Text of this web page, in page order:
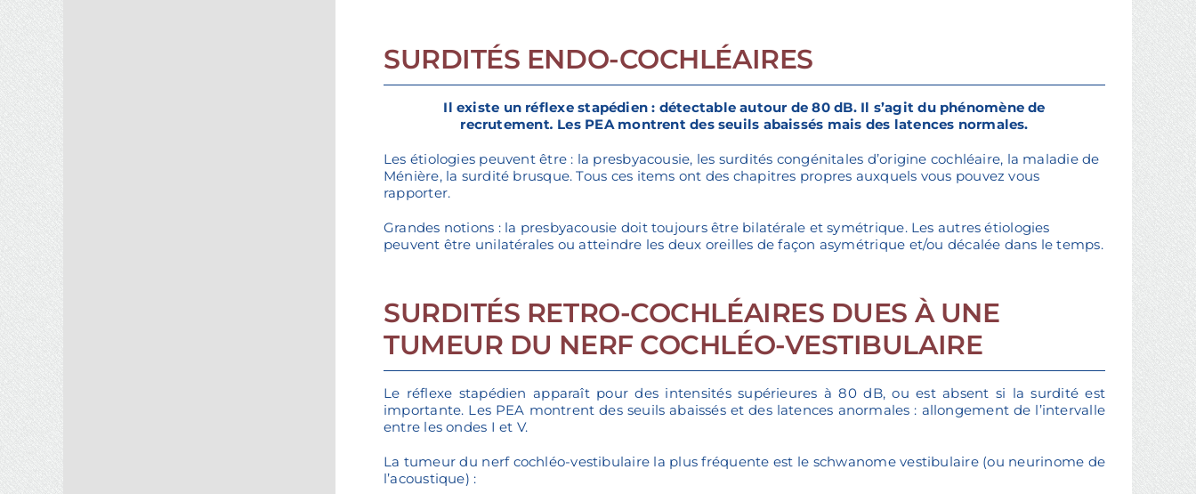
SURDITÉS ENDO-COCHLÉAIRES
Il existe un réflexe stapédien : détectable autour de 80 dB. Il s’agit du phénomène de
recrutement. Les PEA montrent des seuils abaissés mais des latences normales.
Les étiologies peuvent être : la presbyacousie, les surdités congénitales d’origine cochléaire, la maladie de
Ménière, la surdité brusque. Tous ces items ont des chapitres propres auxquels vous pouvez vous
rapporter.
Grandes notions : la presbyacousie doit toujours être bilatérale et symétrique. Les autres étiologies
peuvent être unilatérales ou atteindre les deux oreilles de façon asymétrique et/ou décalée dans le temps.
SURDITÉS RETRO-COCHLÉAIRES DUES À UNE
TUMEUR DU NERF COCHLÉO-VESTIBULAIRE
Le réflexe stapédien apparaît pour des intensités supérieures à 80 dB, ou est absent si la surdité est
importante. Les PEA montrent des seuils abaissés et des latences anormales : allongement de l’intervalle
entre les ondes I et V.
La tumeur du nerf cochléo-vestibulaire la plus fréquente est le schwanome vestibulaire (ou neurinome de
l’acoustique) :